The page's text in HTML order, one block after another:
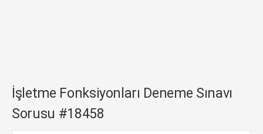
İşletme Fonksiyonları Deneme Sınavı
Sorusu #18458